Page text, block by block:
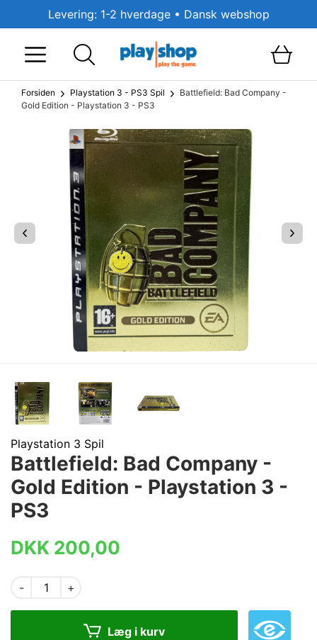
Levering: 1-2 hverdage • Dansk webshop
Forsiden Playstation 3 - PS3 Spil
Battlefield: Bad Company -
Gold Edition - Playstation 3 - PS3
Playstation 3 Spil
Battlefield: Bad Company -
Gold Edition - Playstation 3 -
PS3
DKK 200,00
- +
Læg i kurv